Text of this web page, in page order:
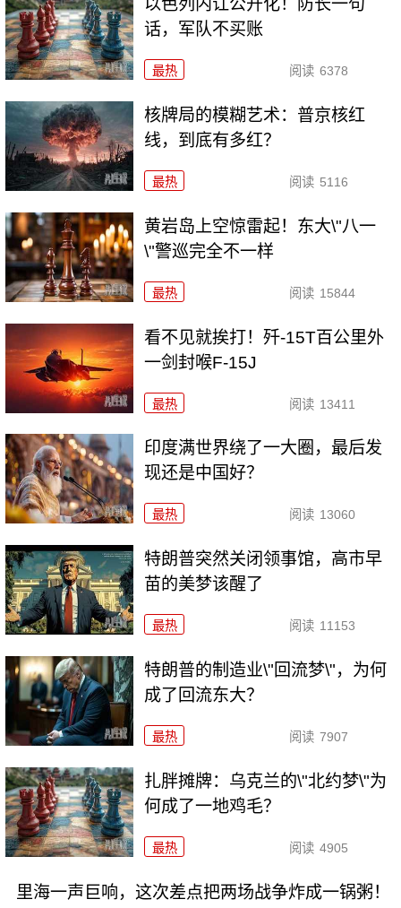
以色列内讧公开化！防长一句
话，军队不买账
最热 阅读 6378
核牌局的模糊艺术：普京核红
线，到底有多红？
最热 阅读 5116
黄岩岛上空惊雷起！东大\"八一
\"警巡完全不一样
最热 阅读 15844
看不见就挨打！歼-15T百公里外
一剑封喉F-15J
最热 阅读 13411
印度满世界绕了一大圈，最后发
现还是中国好？
最热 阅读 13060
特朗普突然关闭领事馆，高市早
苗的美梦该醒了
最热 阅读 11153
特朗普的制造业\"回流梦\"，为何
成了回流东大？
最热 阅读 7907
扎胖摊牌：乌克兰的\"北约梦\"为
何成了一地鸡毛？
最热 阅读 4905
里海一声巨响，这次差点把两场战争炸成一锅粥！